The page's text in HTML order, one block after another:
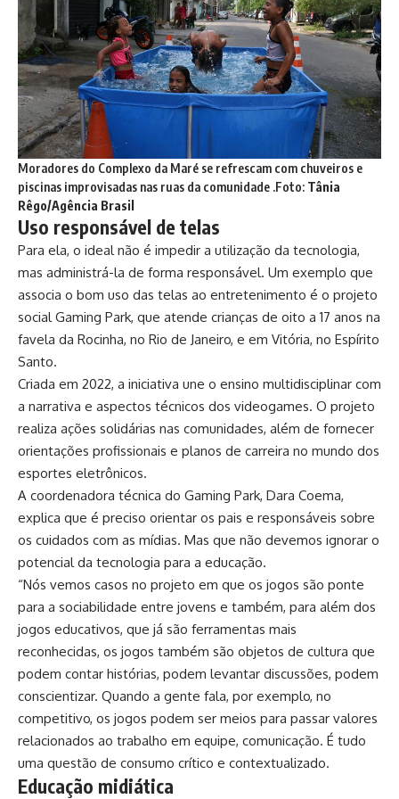
Moradores do Complexo da Maré se refrescam com chuveiros e
piscinas improvisadas nas ruas da comunidade .Foto: Tânia
Rêgo/Agência Brasil
Uso responsável de telas
Para ela, o ideal não é impedir a utilização da tecnologia,
mas administrá-la de forma responsável. Um exemplo que
associa o bom uso das telas ao entretenimento é o projeto
social Gaming Park, que atende crianças de oito a 17 anos na
favela da Rocinha, no Rio de Janeiro, e em Vitória, no Espírito
Santo.
Criada em 2022, a iniciativa une o ensino multidisciplinar com
a narrativa e aspectos técnicos dos videogames. O projeto
realiza ações solidárias nas comunidades, além de fornecer
orientações profissionais e planos de carreira no mundo dos
esportes eletrônicos.
A coordenadora técnica do Gaming Park, Dara Coema,
explica que é preciso orientar os pais e responsáveis sobre
os cuidados com as mídias. Mas que não devemos ignorar o
potencial da tecnologia para a educação.
“Nós vemos casos no projeto em que os jogos são ponte
para a sociabilidade entre jovens e também, para além dos
jogos educativos, que já são ferramentas mais
reconhecidas, os jogos também são objetos de cultura que
podem contar histórias, podem levantar discussões, podem
conscientizar. Quando a gente fala, por exemplo, no
competitivo, os jogos podem ser meios para passar valores
relacionados ao trabalho em equipe, comunicação. É tudo
uma questão de consumo crítico e contextualizado.
Educação midiática